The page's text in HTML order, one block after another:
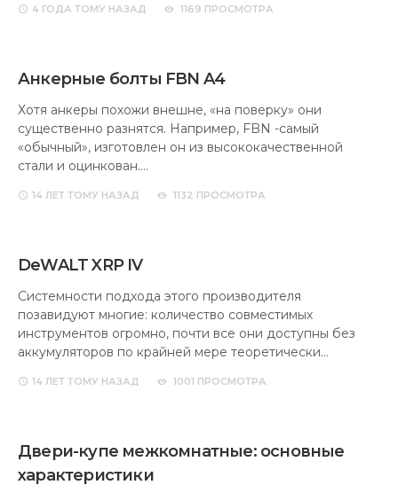
4 ГОДА ТОМУ НАЗАД 1169 ПРОСМОТРА
Анкерные болты FBN A4
Хотя анкеры похожи внешне, «на поверку» они
существенно разнятся. Например, FBN -самый
«обычный», изготовлен он из высококачественной
стали и оцинкован.…
14 ЛЕТ ТОМУ НАЗАД 1132 ПРОСМОТРА
DeWALT XRP IV
Системности подхода этого производителя
позавидуют многие: количество совместимых
инструментов огромно, почти все они доступны без
аккумуляторов по крайней мере теоретически…
14 ЛЕТ ТОМУ НАЗАД 1001 ПРОСМОТРА
Двери-купе межкомнатные: основные
характеристики